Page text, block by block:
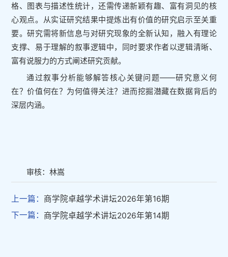
格、图表与描述性统计，还需传递新颖有趣、富有洞见的核
心观点。从实证研究结果中提炼出有价值的研究启示至关重
要。研究需将新信息与对研究现象的全新认知，融入有理论
支撑、易于理解的叙事逻辑中，同时要求作者以逻辑清晰、
富有说服力的方式阐述研究贡献。
通过叙事分析能够解答核心关键问题——研究意义何
在？价值何在？为何值得关注？进而挖掘潜藏在数据背后的
深层内涵。
审核：林嵩
上一篇： 商学院卓越学术讲坛2026年第16期
下一篇： 商学院卓越学术讲坛2026年第14期